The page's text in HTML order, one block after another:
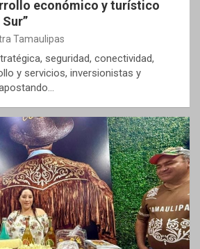
económico y turístico
Tamaulipas
seguridad, conectividad,
y servicios, inversionistas y